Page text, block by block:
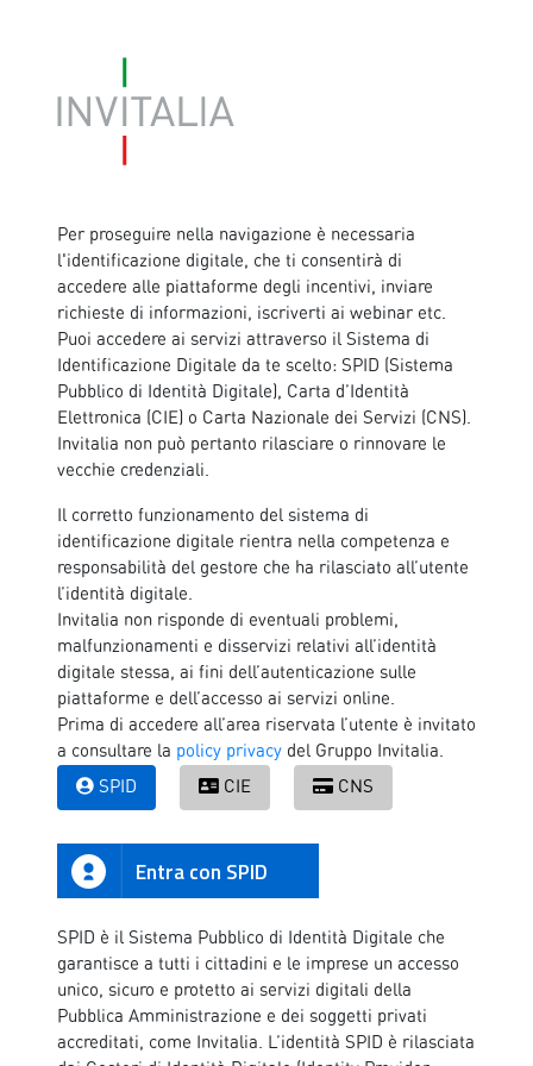
Per proseguire nella navigazione è necessaria
l'identificazione digitale, che ti consentirà di
accedere alle piattaforme degli incentivi, inviare
richieste di informazioni, iscriverti ai webinar etc.
Puoi accedere ai servizi attraverso il Sistema di
Identificazione Digitale da te scelto: SPID (Sistema
Pubblico di Identità Digitale), Carta d’Identità
Elettronica (CIE) o Carta Nazionale dei Servizi (CNS).
Invitalia non può pertanto rilasciare o rinnovare le
vecchie credenziali.
Il corretto funzionamento del sistema di
identificazione digitale rientra nella competenza e
responsabilità del gestore che ha rilasciato all’utente
l’identità digitale.
Invitalia non risponde di eventuali problemi,
malfunzionamenti e disservizi relativi all’identità
digitale stessa, ai fini dell’autenticazione sulle
piattaforme e dell’accesso ai servizi online.
Prima di accedere all’area riservata l’utente è invitato
a consultare la policy privacy del Gruppo Invitalia.
SPID
CIE CNS
Entra con SPID
SPID è il Sistema Pubblico di Identità Digitale che
garantisce a tutti i cittadini e le imprese un accesso
unico, sicuro e protetto ai servizi digitali della
Pubblica Amministrazione e dei soggetti privati
accreditati, come Invitalia. L’identità SPID è rilasciata